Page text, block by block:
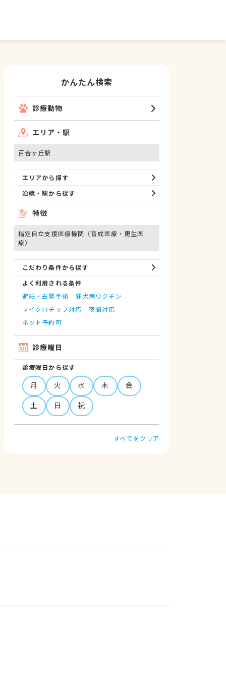
かんたん検索
診療動物
エリア・駅
百合ヶ丘駅
エリアから探す
沿線・駅から探す
特徴
指定自立支援医療機関（育成医療・更生医
療）
こだわり条件から探す
よく利用される条件
避妊・去勢手術
狂犬病ワクチン
マイクロチップ対応
夜間対応
ネット予約可
診療曜日
診療曜日から探す
月 火 水 木
金
土
日 祝
すべてをクリア